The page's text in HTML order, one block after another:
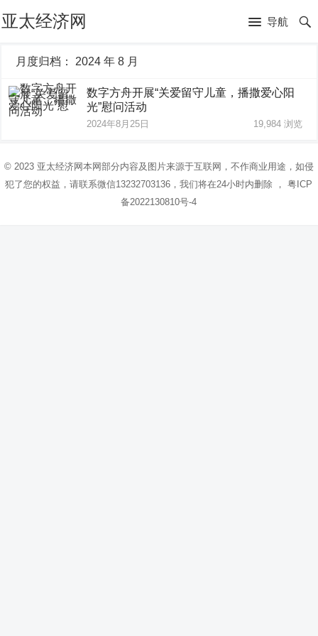
亚太经济网 导航
月度归档： 2024 年 8 月
数字方舟开展“关爱留守儿童，播撒爱心阳
光”慰问活动
2024年8月25日 19,984浏览
© 2023 亚太经济网本网部分内容及图片来源于互联网，不作商业用途，如侵
犯了您的权益，请联系微信13232703136，我们将在24小时内删除 ，粤ICP
备2022130810号-4